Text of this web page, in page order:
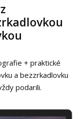
+ praktické
a bezzrkadlovku
podarili.